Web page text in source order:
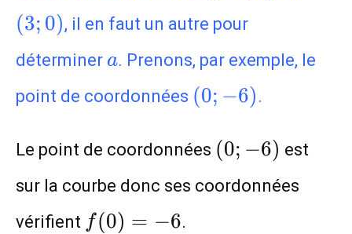
(3; 0), il en faut un autre pour
déterminer a
a. Prenons, par exemple, le
point de coordonnées (0;-6)
(0; −6) .
Le point de coordonnées (0;-6)
(0; −6) est
sur la courbe donc ses coordonnées
vérifient f(0)=-6
f (0) = −6.